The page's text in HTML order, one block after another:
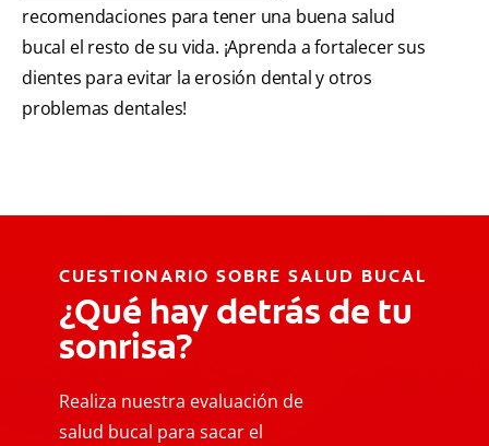
recomendaciones para tener una buena salud
bucal el resto de su vida. ¡Aprenda a fortalecer sus
dientes para evitar la erosión dental y otros
problemas dentales!
CUESTIONARIO SOBRE SALUD BUCAL
¿Qué hay detrás de tu
sonrisa?
Realiza nuestra evaluación de
salud bucal para sacar el